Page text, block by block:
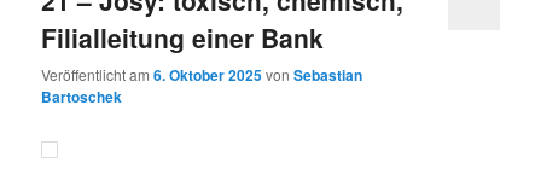
Filialleitung einer Bank
Veröffentlicht am6. Oktober 2025vonSebastian
Bartoschek